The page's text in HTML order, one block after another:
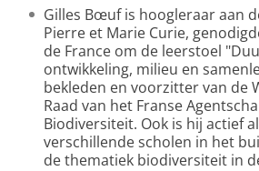
Gilles Bœufis hoogleraar aan
Pierre et Marie Curie,
de France om de leerstoel
ontwikkeling, milieu en
bekleden en voorzitter van de
Raad van het Franse
Biodiversiteit. Ook is hij actief
verschillende scholen in het
de thematiek biodiversiteit in